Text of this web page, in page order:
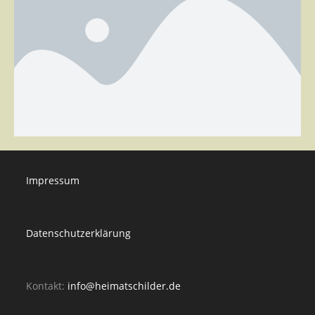
Impressum
Datenschutzerklärung
Kontakt: info@heimatschilder.de